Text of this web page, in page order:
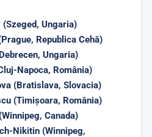
Ungaria)
Republica Cehă)
Ungaria)
Napoca, România)
(Bratislava, Slovacia)
(Timișoara, România)
Canada)
Nikitin (Winnipeg,